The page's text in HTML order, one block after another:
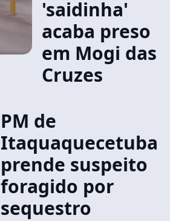
'saidinha'
acaba preso
em Mogi das
Cruzes
PM de
Itaquaquecetuba
prende suspeito
foragido por
sequestro